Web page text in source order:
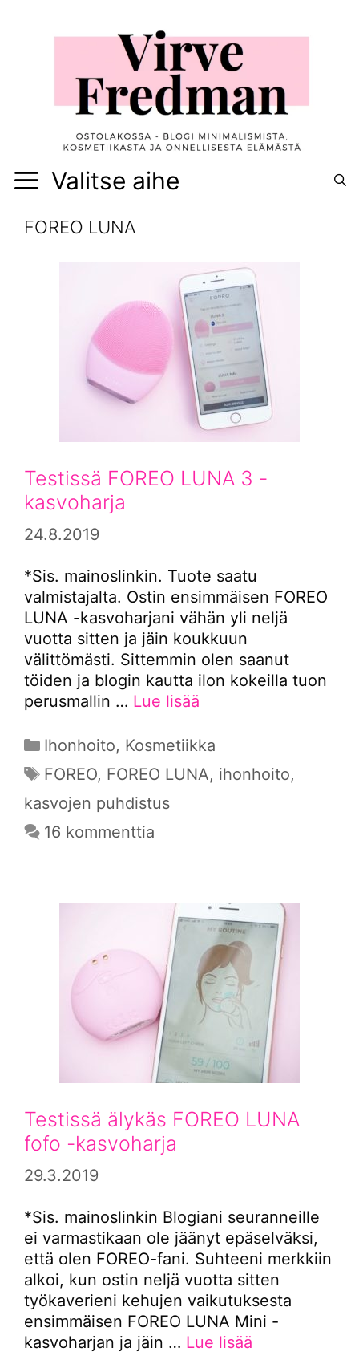
Valitse aihe
FOREO LUNA
Testissä FOREO LUNA 3 -
kasvoharja
24.8.2019
*Sis. mainoslinkin. Tuote saatu
valmistajalta. Ostin ensimmäisen FOREO
LUNA -kasvoharjani vähän yli neljä
vuotta sitten ja jäin koukkuun
välittömästi. Sittemmin olen saanut
töiden ja blogin kautta ilon kokeilla tuon
perusmallin … Lue lisää
Kategoriat
Ihonhoito, Kosmetiikka
Avainsanat
FOREO, FOREO LUNA, ihonhoito,
kasvojen puhdistus
16 kommenttia
Testissä älykäs FOREO LUNA
fofo -kasvoharja
29.3.2019
*Sis. mainoslinkin Blogiani seuranneille
ei varmastikaan ole jäänyt epäselväksi,
että olen FOREO-fani. Suhteeni merkkiin
alkoi, kun ostin neljä vuotta sitten
työkaverieni kehujen vaikutuksesta
ensimmäisen FOREO LUNA Mini -
kasvoharjan ja jäin … Lue lisää